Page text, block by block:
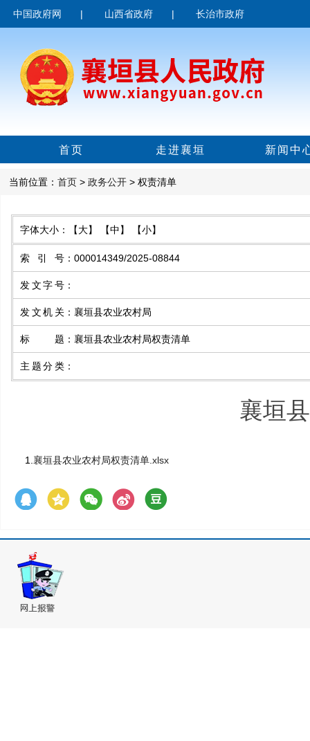
中国政府网 | 山西省政府 | 长治市政府
首页 走进襄垣 新闻中
当前位置： 首页 > 政务公开 > 权责清单
字体大小： 【大】 【中】 【小】
索引号 ： 000014349/2025-08844
发文字号 ：
发文机关 ： 襄垣县农业农村局
标题 ： 襄垣县农业农村局权责清单
主题分类 ：
襄垣
1. 襄垣县农业农村局权责清单.xlsx